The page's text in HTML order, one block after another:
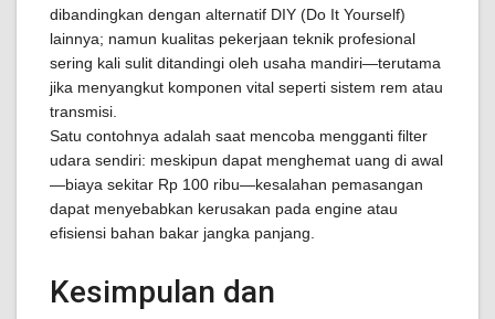
dibandingkan dengan alternatif DIY (Do It Yourself)
lainnya; namun kualitas pekerjaan teknik profesional
sering kali sulit ditandingi oleh usaha mandiri—terutama
jika menyangkut komponen vital seperti sistem rem atau
transmisi.
Satu contohnya adalah saat mencoba mengganti filter
udara sendiri: meskipun dapat menghemat uang di awal
—biaya sekitar Rp 100 ribu—kesalahan pemasangan
dapat menyebabkan kerusakan pada engine atau
efisiensi bahan bakar jangka panjang.
Kesimpulan dan